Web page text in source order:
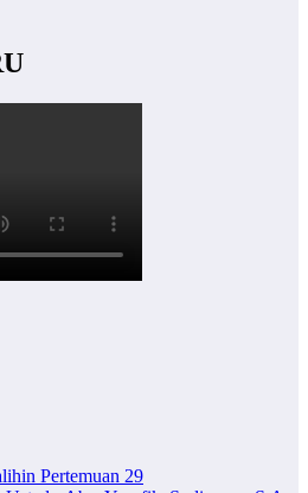
Pertemuan 29